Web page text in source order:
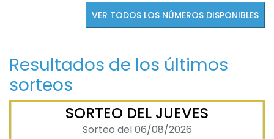
VER TODOS LOS NÚMEROS DISPONIBLES
Resultados de los últimos
sorteos
SORTEO DEL JUEVES
Sorteo del 06/08/2026